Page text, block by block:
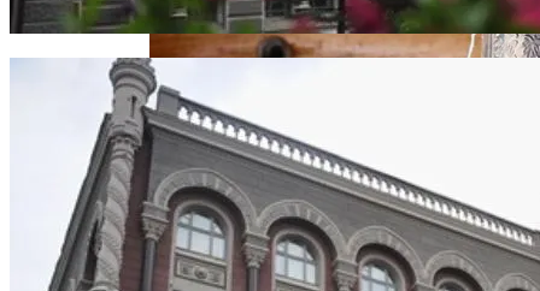
Военные Рельсы Спасут Британскую
Экономику?
Индия Не Будет Спрашивать
Разрешения На Запуск Моделей ИИ
«Укрзализныця» Разозлила Украинцев
Стаканами За Полтора Миллиона
Гривен